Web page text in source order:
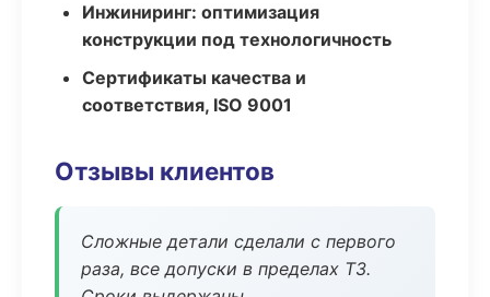
Инжиниринг: оптимизация
конструкции под технологичность
Сертификаты качества и
соответствия, ISO 9001
Отзывы клиентов
Сложные детали сделали с первого
раза, все допуски в пределах ТЗ.